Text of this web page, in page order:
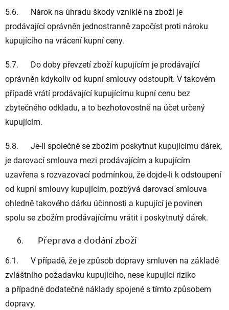
5.6. Nárok na úhradu škody vzniklé na zboží je
prodávající oprávněn jednostranně započíst proti nároku
kupujícího na vrácení kupní ceny.
5.7. Do doby převzetí zboží kupujícím je prodávající
oprávněn kdykoliv od kupní smlouvy odstoupit. V takovém
případě vrátí prodávající kupujícímu kupní cenu bez
zbytečného odkladu, a to bezhotovostně na účet určený
kupujícím.
5.8. Je-li společně se zbožím poskytnut kupujícímu dárek,
je darovací smlouva mezi prodávajícím a kupujícím
uzavřena s rozvazovací podmínkou, že dojde-li k odstoupení
od kupní smlouvy kupujícím, pozbývá darovací smlouva
ohledně takového dárku účinnosti a kupující je povinen
spolu se zbožím prodávajícímu vrátit i poskytnutý dárek.
Přeprava a dodání zboží
6.1. V případě, že je způsob dopravy smluven na základě
zvláštního požadavku kupujícího, nese kupující riziko
a případné dodatečné náklady spojené s tímto způsobem
dopravy.